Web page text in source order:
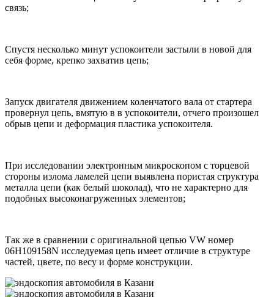
связь;
Спустя несколько минут успокоители застыли в новой для
себя форме, крепко захватив цепь;
Запуск двигателя движением коленчатого вала от стартера
провернул цепь, вмятую в в успокоители, отчего произошел
обрыв цепи и деформация пластика успокоителя.
При исследовании электронным микроскопом с торцевой
стороны излома ламелей цепи выявлена пористая структура
металла цепи (как белый шоколад), что не характерно для
подобных высоконагруженных элементов;
Так же в сравнении с оригинальной цепью VW номер
06H109158N исследуемая цепь имеет отличие в структуре
частей, цвете, по весу и форме конструкции.